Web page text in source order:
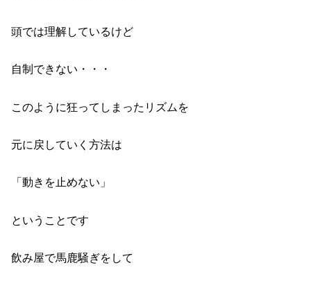
頭では理解しているけど
自制できない・・・
このように狂ってしまったリズムを
元に戻していく方法は
「動きを止めない」
ということです
飲み屋で馬鹿騒ぎをして